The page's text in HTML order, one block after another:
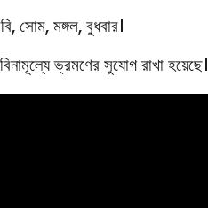
সােম, মঙ্গল, বুধবার।
ভ্রমণের সুযোগ রাখা হয়েছে।